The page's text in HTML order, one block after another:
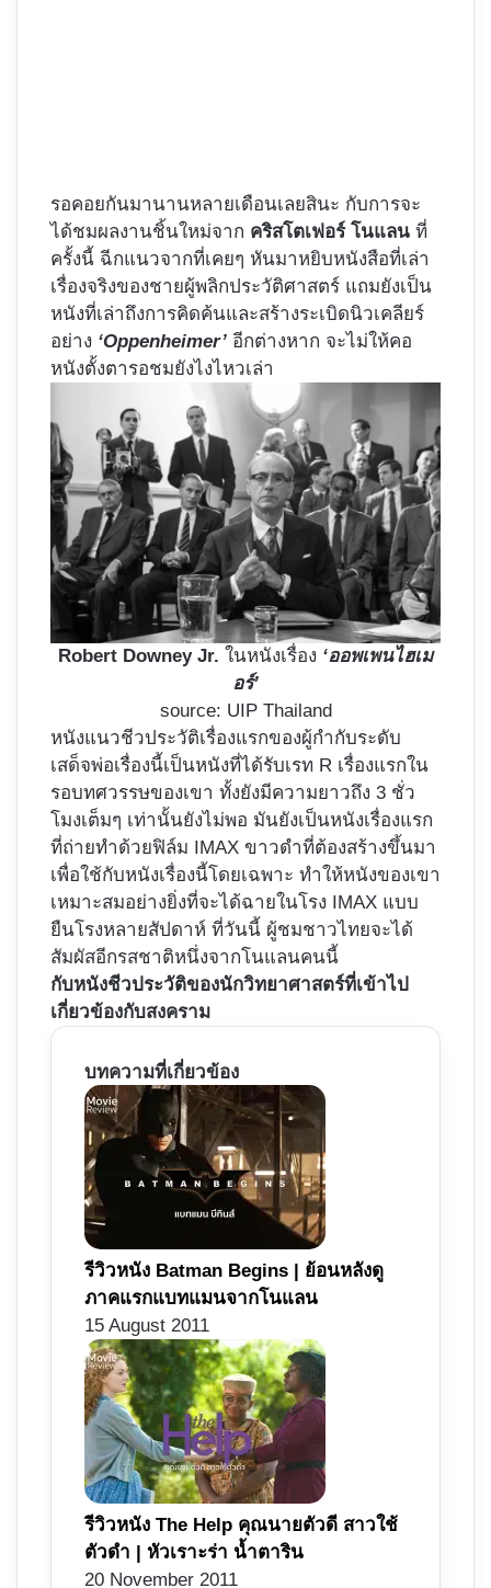
รอคอยกันมานานหลายเดือนเลยสินะ กับการจะ
ได้ชมผลงานชิ้นใหม่จาก คริสโตเฟอร์ โนแลน ที่
ครั้งนี้ ฉีกแนวจากที่เคยๆ หันมาหยิบหนังสือที่เล่า
เรื่องจริงของชายผู้พลิกประวัติศาสตร์ แถมยังเป็น
หนังที่เล่าถึงการคิดค้นและสร้างระเบิดนิวเคลียร์
อย่าง ‘Oppenheimer’ อีกต่างหาก จะไม่ให้คอ
หนังตั้งตารอชมยังไงไหวเล่า
Robert Downey Jr. ในหนังเรื่อง ‘ออพเพนไฮเม
อร์’
source: UIP Thailand
หนังแนวชีวประวัติเรื่องแรกของผู้กำกับระดับ
เสด็จพ่อเรื่องนี้เป็นหนังที่ได้รับเรท R เรื่องแรกใน
รอบทศวรรษของเขา ทั้งยังมีความยาวถึง 3 ชั่ว
โมงเต็มๆ เท่านั้นยังไม่พอ มันยังเป็นหนังเรื่องแรก
ที่ถ่ายทำด้วยฟิล์ม IMAX ขาวดำที่ต้องสร้างขึ้นมา
เพื่อใช้กับหนังเรื่องนี้โดยเฉพาะ ทำให้หนังของเขา
เหมาะสมอย่างยิ่งที่จะได้ฉายในโรง IMAX แบบ
ยืนโรงหลายสัปดาห์ ที่วันนี้ ผู้ชมชาวไทยจะได้
สัมผัสอีกรสชาติหนึ่งจากโนแลนคนนี้
กับหนังชีวประวัติของนักวิทยาศาสตร์ที่เข้าไป
เกี่ยวข้องกับสงคราม
บทความที่เกี่ยวข้อง
รีวิวหนัง Batman Begins | ย้อนหลังดู
ภาคแรกแบทแมนจากโนแลน
15 August 2011
รีวิวหนัง The Help คุณนายตัวดี สาวใช้
ตัวดำ | หัวเราะร่า น้ำตาริน
20 November 2011